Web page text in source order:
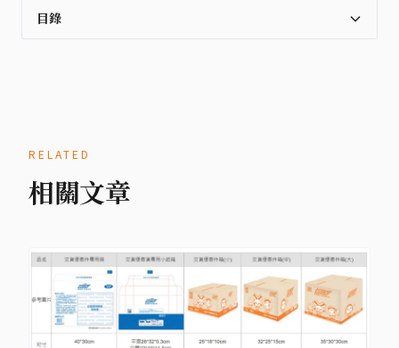
目錄
RELATED
相關文章